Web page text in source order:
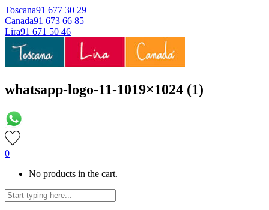
Toscana91 677 30 29
Canada91 673 66 85
Lira91 671 50 46
whatsapp-logo-11-1019×1024 (1)
0
No products in the cart.